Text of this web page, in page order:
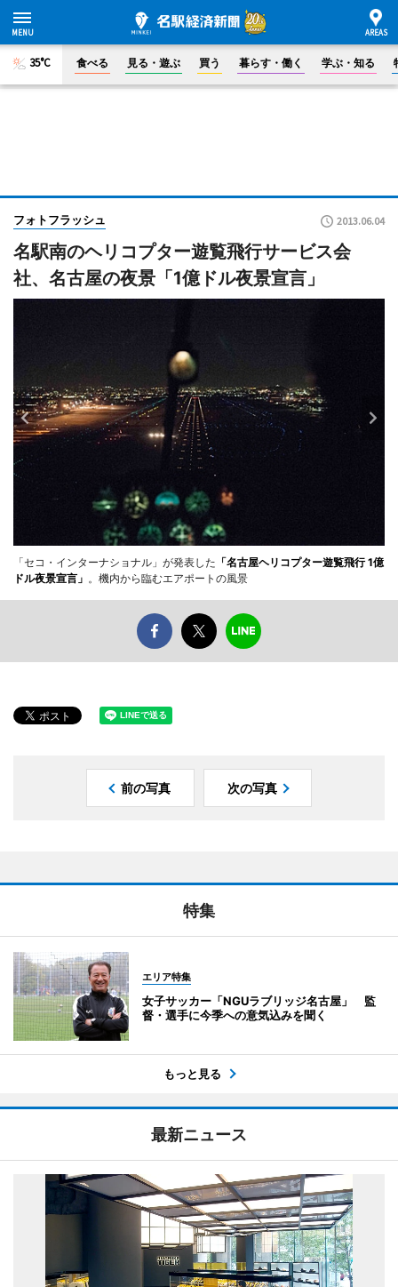
35°C 食べる 見る・遊ぶ 買う 暮らす・働く 学ぶ・知る
フォトフラッシュ 2013.06.04
名駅南のヘリコプター遊覧飛行サービス会
社、名古屋の夜景「1億ドル夜景宣言」
「セコ・インターナショナル」が発表した 「名古屋ヘリコプター遊覧飛行 1億
ドル夜景宣言」 。機内から臨むエアポートの風景
前の写真 次の写真
特集
エリア特集
女子サッカー「NGUラブリッジ名古屋」 監
督・選手に今季への意気込みを聞く
もっと見る
最新ニュース